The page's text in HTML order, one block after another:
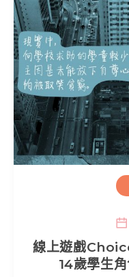
線上遊戲
14歲學生